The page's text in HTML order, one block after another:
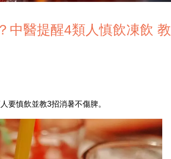
中醫提醒4類人慎飲凍飲 教
要慎飲並教3招消暑不傷脾。